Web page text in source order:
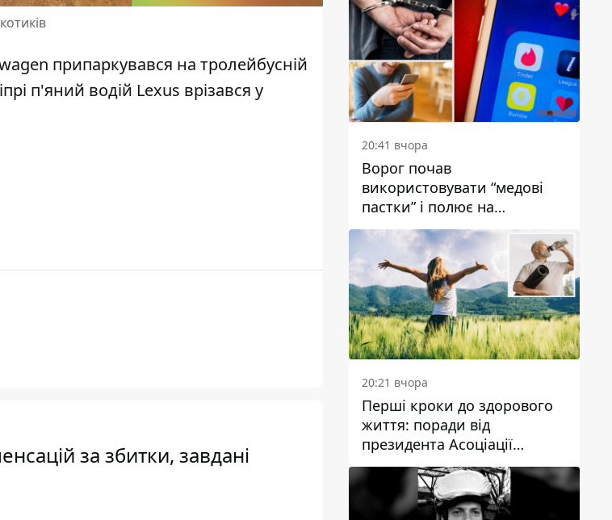
припаркувався на тролейбусній
п'яний водій Lexus врізався у
за збитки, завдані
20:41 вчора
Ворог почав
використовувати “медові
пастки” і полює на
українських військових
20:21 вчора
Перші кроки до здорового
життя: поради від
президента Асоціації
дієтологів України